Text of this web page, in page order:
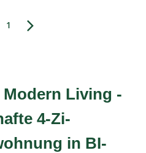
1
Living -
4-Zi-
in BI-